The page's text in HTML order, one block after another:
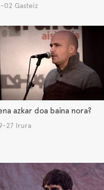
02 Gasteiz
azkar doa baina nora?
27 Irura